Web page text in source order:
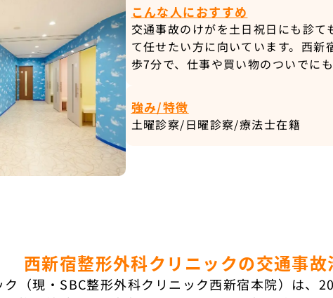
こんな人におすすめ
交通事故のけがを土日祝日にも診
て任せたい方に向いています。西
歩7分で、仕事や買い物のついでに
強み/特徴
土曜診察/日曜診察/療法士在籍
西新宿整形外科クリニックの交通事故
（現・SBC整形外科クリニック西新宿本院）は、